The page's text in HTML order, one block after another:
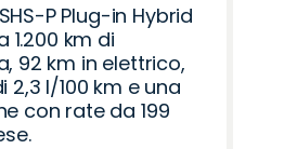
P Plug-in Hybrid
1.200 km di
92 km in elettrico,
2,3 l/100 km e una
con rate da 199